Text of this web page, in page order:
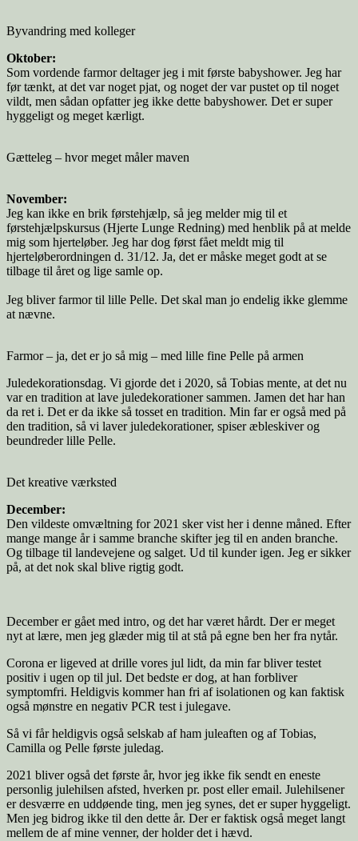
Byvandring med kolleger
Oktober:
Som vordende farmor deltager jeg i mit første babyshower. Jeg har
før tænkt, at det var noget pjat, og noget der var pustet op til noget
vildt, men sådan opfatter jeg ikke dette babyshower. Det er super
hyggeligt og meget kærligt.
Gætteleg – hvor meget måler maven
November:
Jeg kan ikke en brik førstehjælp, så jeg melder mig til et
førstehjælpskursus (Hjerte Lunge Redning) med henblik på at melde
mig som hjerteløber. Jeg har dog først fået meldt mig til
hjerteløberordningen d. 31/12. Ja, det er måske meget godt at se
tilbage til året og lige samle op.
Jeg bliver farmor til lille Pelle. Det skal man jo endelig ikke glemme
at nævne.
Farmor – ja, det er jo så mig – med lille fine Pelle på armen
Juledekorationsdag. Vi gjorde det i 2020, så Tobias mente, at det nu
var en tradition at lave juledekorationer sammen. Jamen det har han
da ret i. Det er da ikke så tosset en tradition. Min far er også med på
den tradition, så vi laver juledekorationer, spiser æbleskiver og
beundreder lille Pelle.
Det kreative værksted
December:
Den vildeste omvæltning for 2021 sker vist her i denne måned. Efter
mange mange år i samme branche skifter jeg til en anden branche.
Og tilbage til landevejene og salget. Ud til kunder igen. Jeg er sikker
på, at det nok skal blive rigtig godt.
December er gået med intro, og det har været hårdt. Der er meget
nyt at lære, men jeg glæder mig til at stå på egne ben her fra nytår.
Corona er ligeved at drille vores jul lidt, da min far bliver testet
positiv i ugen op til jul. Det bedste er dog, at han forbliver
symptomfri. Heldigvis kommer han fri af isolationen og kan faktisk
også mønstre en negativ PCR test i julegave.
Så vi får heldigvis også selskab af ham juleaften og af Tobias,
Camilla og Pelle første juledag.
2021 bliver også det første år, hvor jeg ikke fik sendt en eneste
personlig julehilsen afsted, hverken pr. post eller email. Julehilsener
er desværre en uddøende ting, men jeg synes, det er super hyggeligt.
Men jeg bidrog ikke til den dette år. Der er faktisk også meget langt
mellem de af mine venner, der holder det i hævd.